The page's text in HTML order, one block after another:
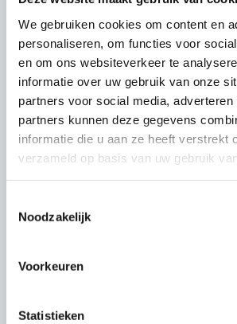
We gebruiken cookies om content en
personaliseren, om functies voor
en om ons websiteverkeer te
informatie over uw gebruik van onze
partners voor social media,
partners kunnen deze gegevens
informatie die u aan ze heeft verstrekt
verzameld op basis van uw gebruik
Noodzakelijk
Voorkeuren
Statistieken
Kwaliteit